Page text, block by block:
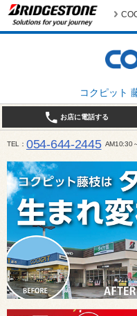
コクピット
お店に電話する
TEL 054-644-2445 AM10:30